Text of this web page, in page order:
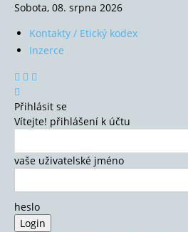
Sobota, 08. srpna 2026
Kontakty / Etický kodex
Inzerce
Přihlásit se
Vítejte! přihlášení k účtu
vaše uživatelské jméno
heslo